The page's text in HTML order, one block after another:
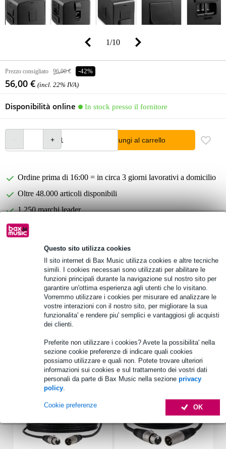
Questo sito utilizza cookies
Il sito internet di Bax Music utilizza cookies e altre tecniche
simili. I cookies necessari sono utilizzati per abilitare le
funzioni principali durante la navigazione sul nostro sito per
garantire un'ottima esperienza agli utenti che lo visitano.
Vorremmo utilizzare i cookies per misurare ed analizzare le
vostre interazioni con il nostro sito, per migliorare la sua
funzionalita' e rendere piu' semplici e vantaggiosi gli acquisti
dei clienti.
Preferite non utilizzare i cookies? Avete la possibilita' nella
sezione cookie preferenze di indicare quali cookies
possiamo utilizzare e quali non. Potete trovare ulteriori
informazioni sui cookies e sul trattamento dei vostri dati
personali da parte di Bax Music nella sezione privacy
policy.
OK
Cookie preferenze
1/10
Prezzo consigliato 96,00 € -42%
56,00 € (incl. 22% IVA)
Disponibilità online In stock presso il fornitore
Aggiungi al carrello
Ordine prima di 16:00 = in circa 3 giorni lavorativi a domicilio
Oltre 48.000 articoli disponibili
1.250 marchi leader
Informazioni sul prodotto
LD Systems STINGER SUB 18 G3 PC
coperchio di protezione
STINGER SUB 18 G3
STINGER SUB 18 A G3
Specifiche complete
Accessori (27)